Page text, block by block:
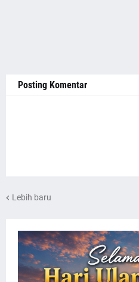
Posting Komentar
Lebih baru